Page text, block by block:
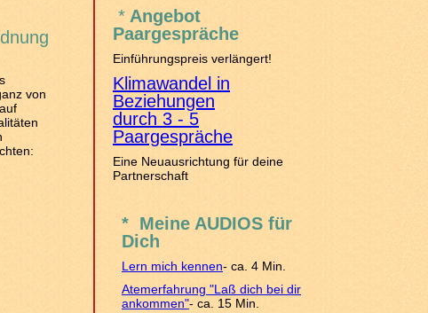
* Angebot
Paargespräche
Einführungspreis verlängert!
Klimawandel in
Beziehungen
durch 3 - 5
Paargespräche
Eine Neuausrichtung für deine
Partnerschaft
* Meine AUDIOS für
Dich
Lern mich kennen- ca. 4 Min.
Atemerfahrung "Laß dich bei dir
ankommen"- ca. 15 Min.
von